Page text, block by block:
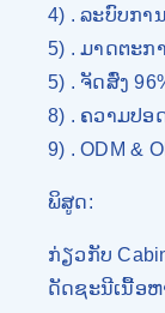
4) . ລະ​ບົບ​ກາ
5) . ມາດຕະ
5) . ຈັດສົ່ງ
8) . ຄວາມປ
9) . ODM &
ພິສູດ:
ກ່ຽວກັບ
ດັດຊະນີເນື້ອຫ